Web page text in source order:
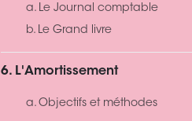
a. Le Journal comptable
b. Le Grand livre
6. L'Amortissement
a. Objectifs et méthodes